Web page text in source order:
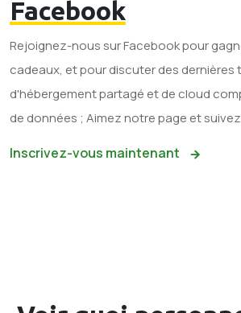
Facebook
Rejoignez-nous sur Facebook pour
cadeaux, et pour discuter des dernières
d'hébergement partagé et de cloud
de données ; Aimez notre page et
Inscrivez-vous maintenant